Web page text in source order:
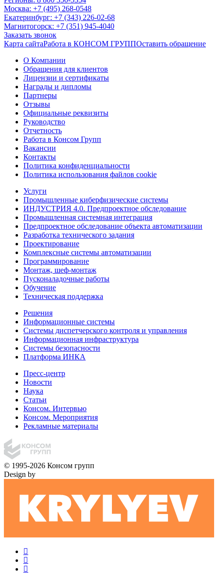
Москва: +7 (495) 268-0548
Екатеринбург: +7 (343) 226-02-68
Магнитогорск: +7 (351) 945-4040
Заказать звонок
Карта сайтаРабота в КОНСОМ ГРУППОставить обращение
О Компании
Обращения для клиентов
Лицензии и сертификаты
Награды и дипломы
Партнеры
Отзывы
Официальные реквизиты
Руководство
Отчетность
Работа в Консом Групп
Вакансии
Контакты
Политика конфиденциальности
Политика использования файлов cookie
Услуги
Промышленные киберфизические системы
ИНДУСТРИЯ 4.0. Предпроектное обследование
Промышленная системная интеграция
Предпроектное обследование объекта автоматизации
Разработка технического задания
Проектирование
Комплексные системы автоматизации
Программирование
Монтаж, шеф-монтаж
Пусконаладочные работы
Обучение
Техническая поддержка
Решения
Информационные системы
Системы диспетчерского контроля и управления
Информационная инфраструктура
Системы безопасности
Платформа ИНКА
Пресс-центр
Новости
Наука
Статьи
Консом. Интервью
Консом. Мероприятия
Рекламные материалы
© 1995-2026 Консом групп
Design by